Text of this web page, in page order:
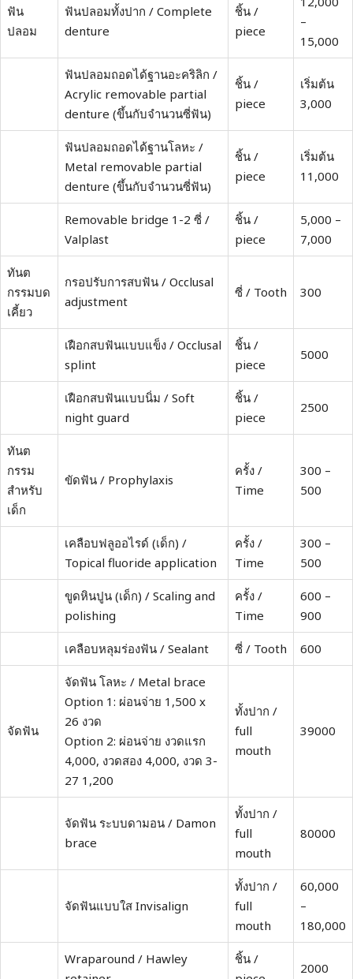
ฟัน
ปลอม
ฟันปลอมทั้งปาก / Complete
denture
ชิ้น /
piece
–
15,000
ฟันปลอมถอดได้ฐานอะคริลิก /
Acrylic removable partial
denture (ขึ้นกับจำนวนซี่ฟัน)
ชิ้น /
piece
เริ่มต้น
3,000
ฟันปลอมถอดได้ฐานโลหะ /
Metal removable partial
denture (ขึ้นกับจำนวนซี่ฟัน)
ชิ้น /
piece
เริ่มต้น
11,000
Removable bridge 1-2 ซี่ /
Valplast
ชิ้น /
piece
5,000 –
7,000
ทันต
กรรมบด
เคี้ยว
กรอปรับการสบฟัน / Occlusal
adjustment
ซี่ / Tooth 300
เฝือกสบฟันแบบแข็ง / Occlusal
splint
ชิ้น /
piece
5000
เฝือกสบฟันแบบนิ่ม / Soft
night guard
ชิ้น /
piece
2500
ทันต
กรรม
สำหรับ
เด็ก
ขัดฟัน / Prophylaxis
ครั้ง /
Time
300 –
500
เคลือบฟลูออไรด์ (เด็ก) /
Topical fluoride application
ครั้ง /
Time
300 –
500
ขูดหินปูน (เด็ก) / Scaling and
polishing
ครั้ง /
Time
600 –
900
เคลือบหลุมร่องฟัน / Sealant ซี่ / Tooth 600
จัดฟัน
จัดฟัน โลหะ / Metal brace
Option 1: ผ่อนจ่าย 1,500 x
26 งวด
Option 2: ผ่อนจ่าย งวดแรก
4,000, งวดสอง 4,000, งวด 3-
27 1,200
ทั้งปาก /
full
mouth
39000
จัดฟัน ระบบดามอน / Damon
brace
ทั้งปาก /
full
mouth
80000
จัดฟันแบบใส Invisalign
ทั้งปาก /
full
mouth
60,000
–
180,000
Wraparound / Hawley
ชิ้น /
2000